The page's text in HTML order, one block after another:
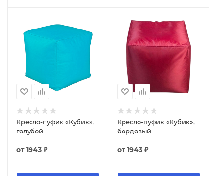
Кресло-пуфик «Кубик»,
голубой
от1943 ₽
Кресло-пуфик «Кубик»,
бордовый
от1943 ₽